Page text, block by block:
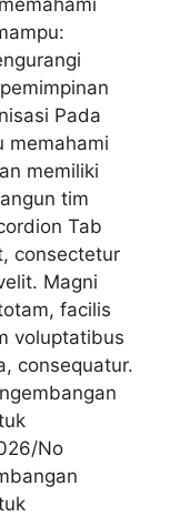
Pada
memahami
memiliki
tim
Tab
consectetur
Magni
facilis
voluptatibus
consequatur.
No